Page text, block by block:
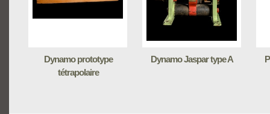
Dynamo prototype
tétrapolaire
Dynamo Jaspar type A